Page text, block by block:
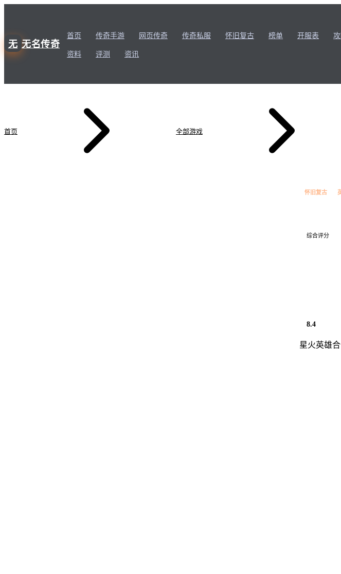
无 无名传奇
首页 传奇手游 网页传奇 传奇私服 怀旧复古 榜单 开服表
资料 评测 资讯
首页 全部游戏
怀旧复古
综合评分
8.4
星火英雄